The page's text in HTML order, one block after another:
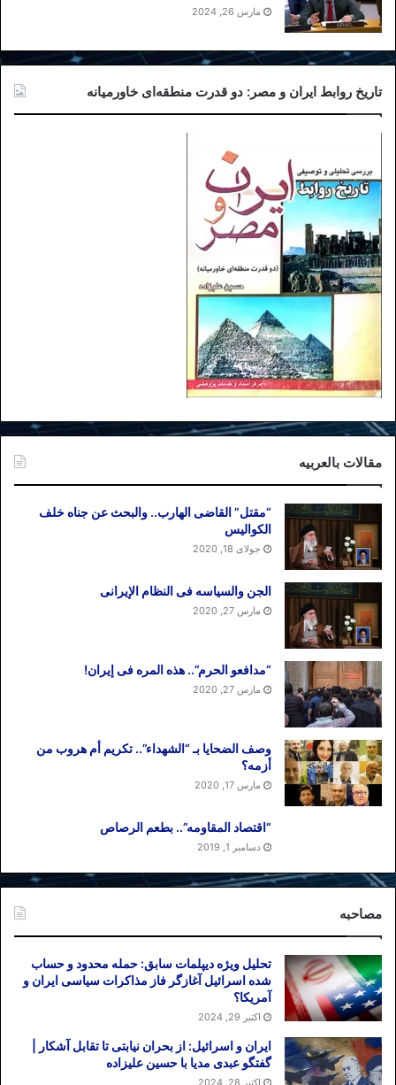
مارس 26, 2024
تاریخ روابط ایران و مصر: دو قدرت منطقه‌ای خاورمیانه
مقالات بالعربیه
“مقتل” القاضی الهارب.. والبحث عن جناه خلف
الکوالیس
جولای 18, 2020
الجن والسیاسه فی النظام اﻹیرانی
مارس 27, 2020
“مدافعو الحرم”.. هذه المره فی إیران!
مارس 27, 2020
وصف الضحایا بـ “الشهداء”.. تکریم أم هروب من
أزمه؟
مارس 17, 2020
“اقتصاد المقاومه”.. بطعم الرصاص
دسامبر 1, 2019
مصاحبه
تحلیل ویژه دیپلمات سابق: حمله محدود و حساب
شده اسرائیل آغازگر فاز مذاکرات سیاسی ایران و
آمریکا؟
اکتبر 29, 2024
ایران و اسرائیل: از بحران نیابتی تا تقابل آشکار |
گفتگو عبدی مدیا با حسین علیزاده
اکتبر 28, 2024